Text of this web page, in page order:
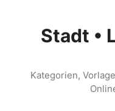
springenStadt •
Kategorien,